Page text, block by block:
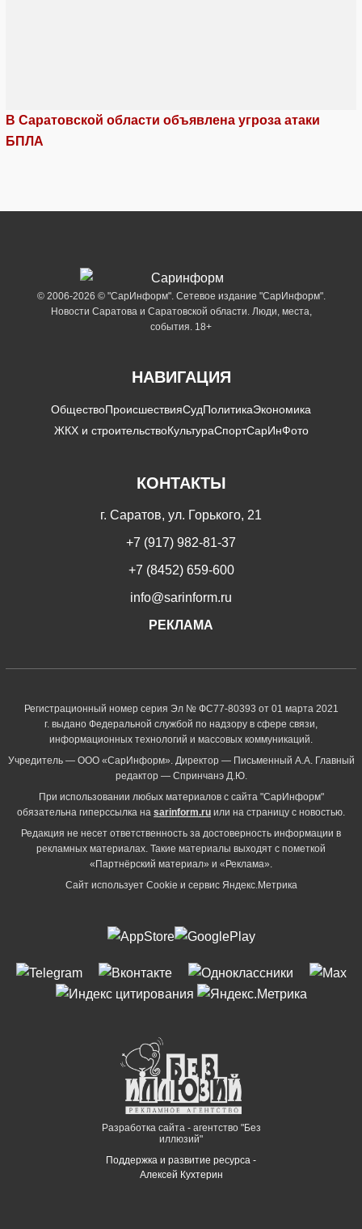
В Саратовской области объявлена угроза атаки
БПЛА
© 2006-2026 © "СарИнформ". Сетевое издание "СарИнформ".
Новости Саратова и Саратовской области. Люди, места,
события. 18+
НАВИГАЦИЯ
ОбществоПроисшествияСудПолитикаЭкономика
ЖКХ и строительствоКультураСпортСарИнФото
КОНТАКТЫ
г. Саратов, ул. Горького, 21
+7 (917) 982-81-37
+7 (8452) 659-600
info@sarinform.ru
РЕКЛАМА
Регистрационный номер серия Эл № ФС77-80393 от 01 марта 2021
г. выдано Федеральной службой по надзору в сфере связи,
информационных технологий и массовых коммуникаций.
Учредитель — ООО «СарИнформ». Директор — Письменный А.А. Главный
редактор — Спринчанэ Д.Ю.
При использовании любых материалов с сайта "СарИнформ"
обязательна гиперссылка на sarinform.ru или на страницу с новостью.
Редакция не несет ответственность за достоверность информации в
рекламных материалах. Такие материалы выходят с пометкой
«Партнёрский материал» и «Реклама».
Сайт использует Cookie и сервиc Яндекс.Метрика
Разработка сайта - агентство "Без
иллюзий"
Поддержка и развитие ресурса -
Алексей Кухтерин